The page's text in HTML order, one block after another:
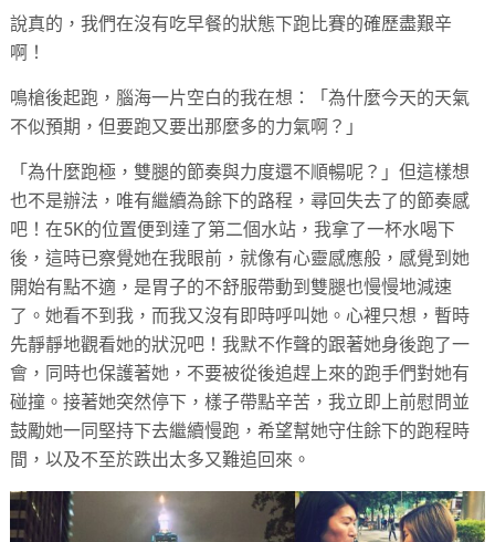
說真的，我們在沒有吃早餐的狀態下跑比賽的確歷盡艱辛
啊！
鳴槍後起跑，腦海一片空白的我在想：「為什麼今天的天氣
不似預期，但要跑又要出那麼多的力氣啊？」
「為什麼跑極，雙腿的節奏與力度還不順暢呢？」但這樣想
也不是辦法，唯有繼續為餘下的路程，尋回失去了的節奏感
吧！在5K的位置便到達了第二個水站，我拿了一杯水喝下
後，這時已察覺她在我眼前，就像有心靈感應般，感覺到她
開始有點不適，是胃子的不舒服帶動到雙腿也慢慢地減速
了。她看不到我，而我又沒有即時呼叫她。心裡只想，暫時
先靜靜地觀看她的狀況吧！我默不作聲的跟著她身後跑了一
會，同時也保護著她，不要被從後追趕上來的跑手們對她有
碰撞。接著她突然停下，樣子帶點辛苦，我立即上前慰問並
鼓勵她一同堅持下去繼續慢跑，希望幫她守住餘下的跑程時
間，以及不至於跌出太多又難追回來。